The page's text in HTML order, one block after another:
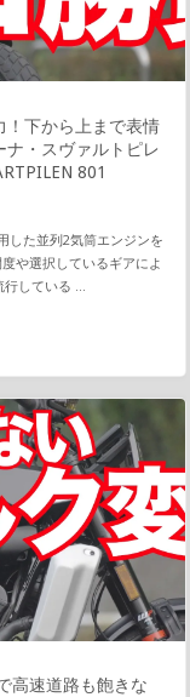
！下から上まで表情
・スヴァルトピレ
801
した並列2気筒エンジンを
や選択しているギアによ
行している …
高速道路も飽きな